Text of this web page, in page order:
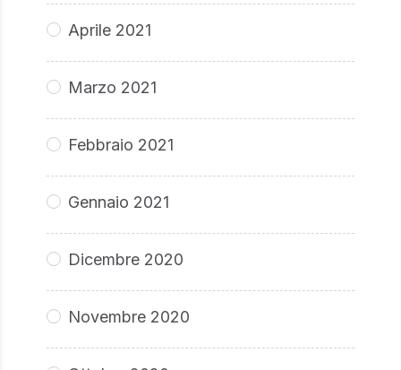
Aprile 2021
Marzo 2021
Febbraio 2021
Gennaio 2021
Dicembre 2020
Novembre 2020